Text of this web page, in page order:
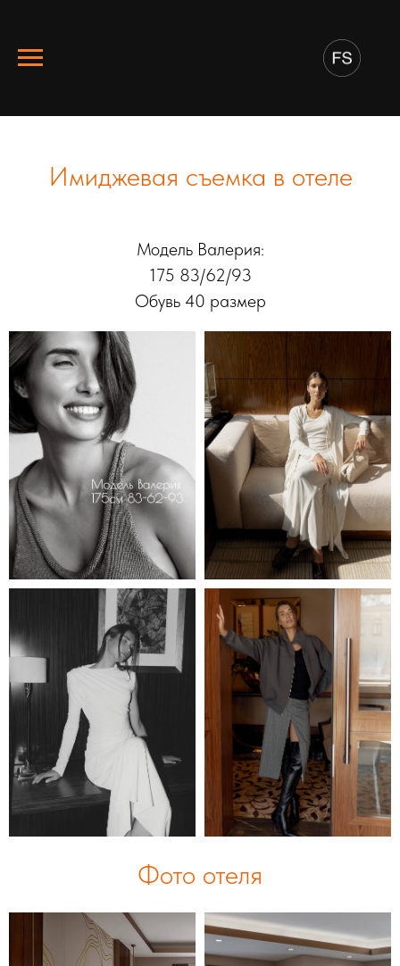
Имиджевая съемка в отеле
Модель Валерия:
175 83/62/93
Обувь 40 размер
Фото отеля